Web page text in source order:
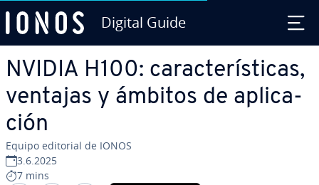
Digital Guide
NVIDIA H100: ca­ra­c­te­rí­s­ti­cas,
ventajas y ámbitos de apli­ca­
ción
Equipo editorial de IONOS
3.6.2025
7 mins